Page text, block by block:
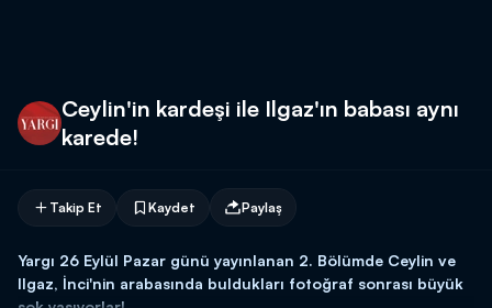
Ceylin'in kardeşi ile Ilgaz'ın babası aynı
karede!
Takip Et Kaydet Paylaş
Yargı 26 Eylül Pazar günü yayınlanan 2. Bölümde Ceylin ve
Ilgaz, İnci'nin arabasında buldukları fotoğraf sonrası büyük